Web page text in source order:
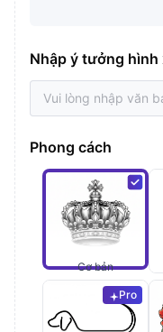
Nhập ý tưởng hình
Phong cách
Cơ bản
Pro